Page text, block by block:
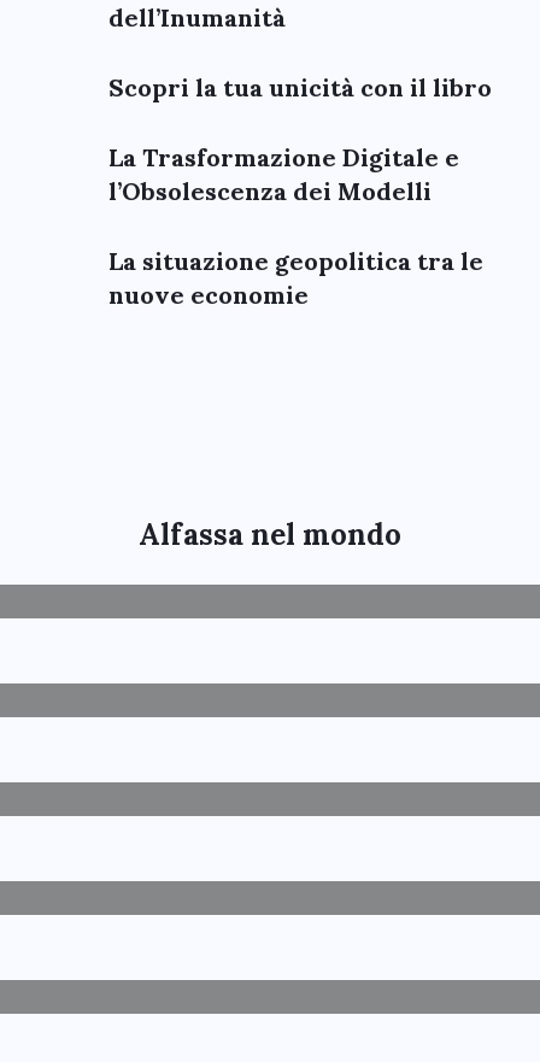
dell’Inumanità
Scopri la tua unicità con il libro
La Trasformazione Digitale e
l’Obsolescenza dei Modelli
La situazione geopolitica tra le
nuove economie
Alfassa nel mondo
SMART LAND Alfassa: 12 maggio
Fantastiche Dolomiti: Evento
Alfassa all’Ordine degli